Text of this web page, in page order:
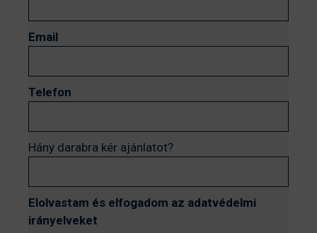
Email
Telefon
Hány darabra kér ajánlatot?
Elolvastam és elfogadom az adatvédelmi
irányelveket